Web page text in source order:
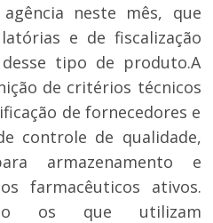
neste mês, que
e de fiscalização
tipo de produto.A
de critérios técnicos
de fornecedores e
controle de qualidade,
armazenamento e
farmacêuticos ativos.
os que utilizam